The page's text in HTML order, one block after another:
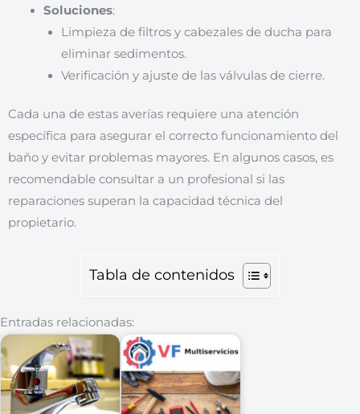
Soluciones:
Limpieza de filtros y cabezales de ducha para
eliminar sedimentos.
Verificación y ajuste de las válvulas de cierre.
Cada una de estas averías requiere una atención
específica para asegurar el correcto funcionamiento del
baño y evitar problemas mayores. En algunos casos, es
recomendable consultar a un profesional si las
reparaciones superan la capacidad técnica del
propietario.
Tabla de contenidos
Entradas relacionadas: